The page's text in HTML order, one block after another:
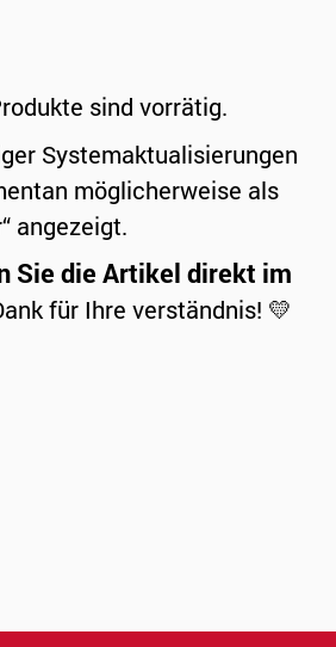
sind vorrätig.
Systemaktualisierungen
möglicherweise als
angezeigt.
Sie die Artikel direkt im
für Ihre verständnis! 💛